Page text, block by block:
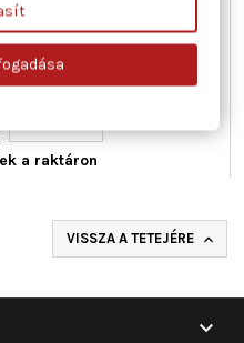
: bal első, Kiegészítő
Működési mód :
[kg] : 1,196
Normál
73 038 Ft
a raktáron
VISSZA A TETEJÉRE 
